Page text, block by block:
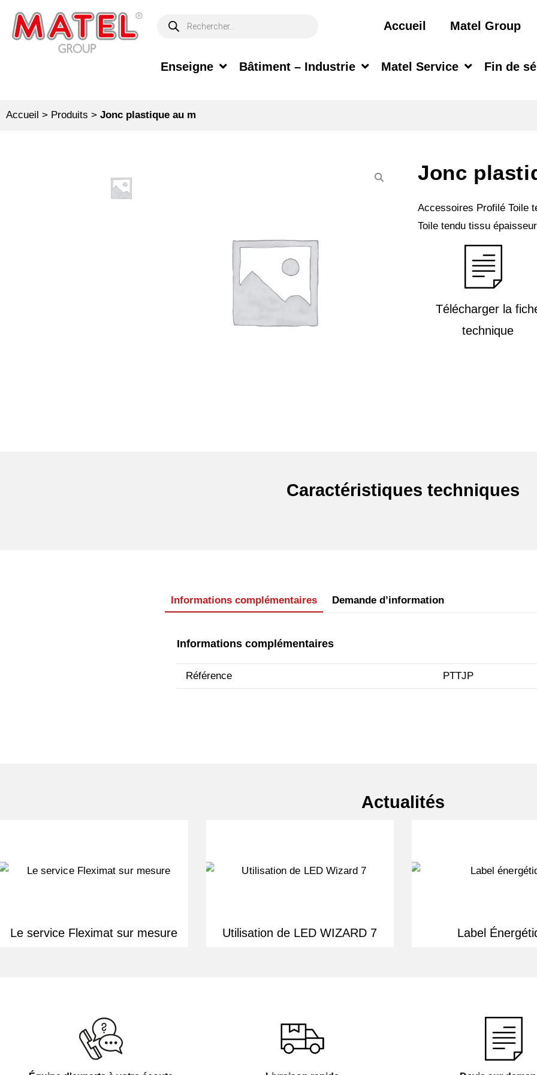
Accueil Matel Group
Enseigne Bâtiment – Industrie Matel Service Fin de
Accueil > Produits > Jonc plastique au m
Jonc
Accessoires Profilé Toile
Toile tendu tissu
Télécharger la
technique
Caractéristiques techniques
Informations complémentaires Demande d’information
Informations complémentaires
Référence PTTJP
Actualités
Le service Fleximat sur mesure Utilisation de LED WIZARD 7 Label